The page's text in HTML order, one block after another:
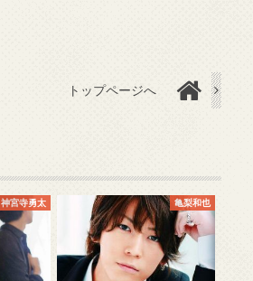
トップページへ
神宮寺勇太 亀梨和也